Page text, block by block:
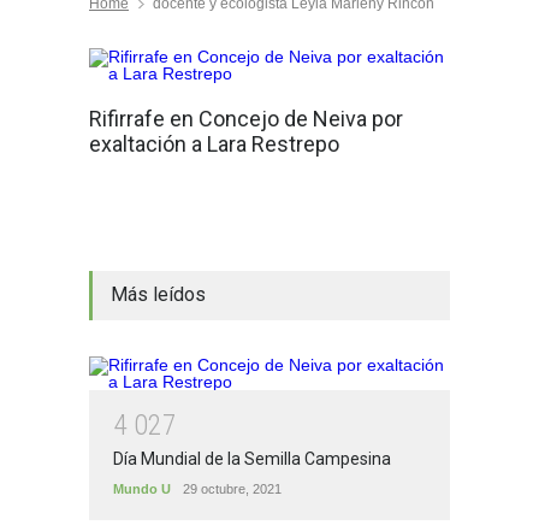
Home docente y ecologista Leyla Marleny Rincón
Rifirrafe en Concejo de Neiva por
exaltación a Lara Restrepo
Más leídos
4 027
Día Mundial de la Semilla Campesina
Mundo U 29 octubre, 2021